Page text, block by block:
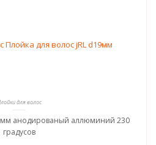
для волос
анодированый аллюминий 230
градусов